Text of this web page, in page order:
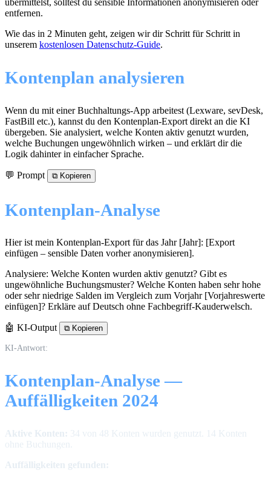
übermittelst, solltest du sensible Informationen anonymisieren oder
entfernen.
Wie das in 2 Minuten geht, zeigen wir dir Schritt für Schritt in
unserem kostenlosen Datenschutz-Guide.
Kontenplan analysieren
Wenn du mit einer Buchhaltungs-App arbeitest (Lexware, sevDesk,
FastBill etc.), kannst du den Kontenplan-Export direkt an die KI
übergeben. Sie analysiert, welche Konten aktiv genutzt wurden,
welche Buchungen ungewöhnlich wirken – und erklärt dir die
Logik dahinter in einfacher Sprache.
💬 Prompt ⧉ Kopieren
Kontenplan-Analyse
Hier ist mein Kontenplan-Export für das Jahr [Jahr]: [Export
einfügen – sensible Daten vorher anonymisieren].
Analysiere: Welche Konten wurden aktiv genutzt? Gibt es
ungewöhnliche Buchungsmuster? Welche Konten haben sehr hohe
oder sehr niedrige Salden im Vergleich zum Vorjahr [Vorjahreswerte
einfügen]? Erkläre auf Deutsch ohne Fachbegriff-Kauderwelsch.
🤖 KI-Output ⧉ Kopieren
KI-Antwort:
Kontenplan-Analyse —
Auffälligkeiten 2024
Aktive Konten:
34 von 48 Konten wurden genutzt. 14 Konten
ohne Buchungen.
Auffälligkeiten gefunden: